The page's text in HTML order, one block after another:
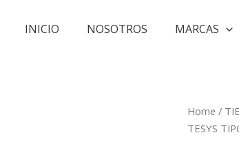
INICIO NOSOTROS MARCAS
Home /
TESYS